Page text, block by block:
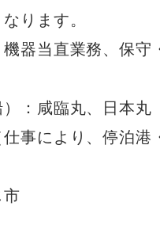
ります。
器当直業務、保守
：咸臨丸、日本丸
事により、停泊港
市